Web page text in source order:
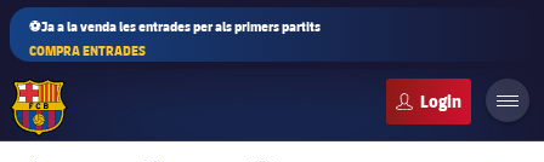
⚽Ja a la venda les entrades per als primers partits
COMPRA ENTRADES